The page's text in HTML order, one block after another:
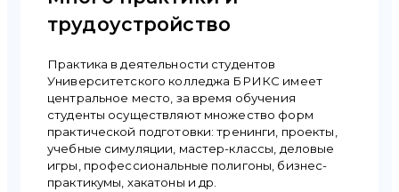
трудоустройство
Практика в деятельности студентов
Университетского колледжа БРИКС имеет
центральное место, за время обучения
студенты осуществляют множество форм
практической подготовки: тренинги, проекты,
учебные симуляции, мастер-классы, деловые
игры, профессиональные полигоны, бизнес-
практикумы, хакатоны и др.